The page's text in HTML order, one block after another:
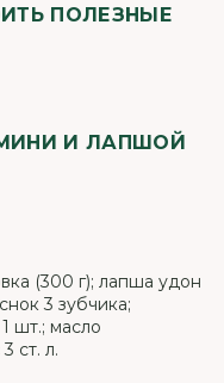
ПОЛЕЗНЫЕ
И ЛАПШОЙ
(300 г); лапша удон
3 зубчика;
шт.; масло
ст. л.